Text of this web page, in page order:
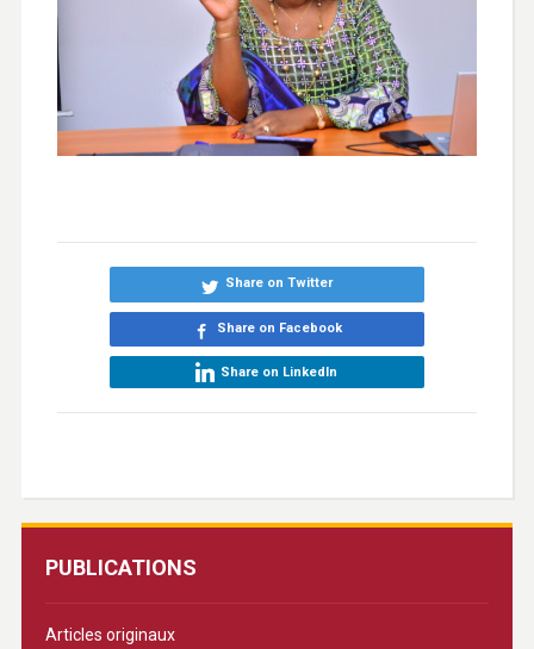
PUBLICATIONS
Articles originaux
Share on Twitter
Share on Facebook
Share on LinkedIn